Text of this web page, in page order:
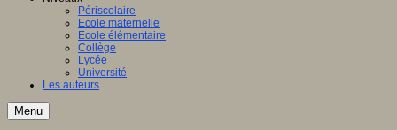
Périscolaire
Ecole maternelle
Ecole élémentaire
Collège
Lycée
Université
Les auteurs
Menu